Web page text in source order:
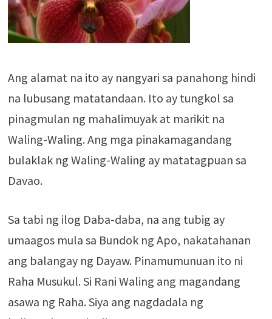
Ang alamat na ito ay nangyari sa panahong hindi
na lubusang matatandaan. Ito ay tungkol sa
pinagmulan ng mahalimuyak at marikit na
Waling-Waling. Ang mga pinakamagandang
bulaklak ng Waling-Waling ay matatagpuan sa
Davao.
Sa tabi ng ilog Daba-daba, na ang tubig ay
umaagos mula sa Bundok ng Apo, nakatahanan
ang balangay ng Dayaw. Pinamumunuan ito ni
Raha Musukul. Si Rani Waling ang magandang
asawa ng Raha. Siya ang nagdadala ng